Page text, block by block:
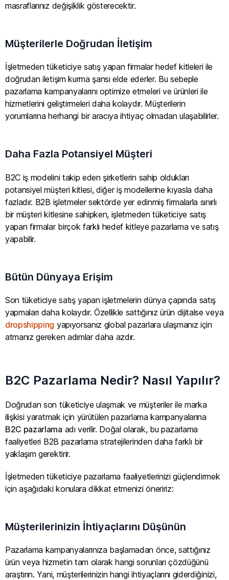
masraflarınız değişiklik gösterecektir.
Müşterilerle Doğrudan İletişim
İşletmeden tüketiciye satış yapan firmalar hedef kitleleri ile
doğrudan iletişim kurma şansı elde ederler. Bu sebeple
pazarlama kampanyalarını optimize etmeleri ve ürünleri ile
hizmetlerini geliştirmeleri daha kolaydır. Müşterilerin
yorumlarına herhangi bir aracıya ihtiyaç olmadan ulaşabilirler.
Daha Fazla Potansiyel Müşteri
B2C iş modelini takip eden şirketlerin sahip oldukları
potansiyel müşteri kitlesi, diğer iş modellerine kıyasla daha
fazladır. B2B işletmeler sektörde yer edinmiş firmalarla sınırlı
bir müşteri kitlesine sahipken, işletmeden tüketiciye satış
yapan firmalar birçok farklı hedef kitleye pazarlama ve satış
yapabilir.
Bütün Dünyaya Erişim
Son tüketiciye satış yapan işletmelerin dünya çapında satış
yapmaları daha kolaydır. Özellikle sattığınız ürün dijitalse veya
dropshipping yapıyorsanız global pazarlara ulaşmanız için
atmanız gereken adımlar daha azdır.
B2C Pazarlama Nedir? Nasıl Yapılır?
Doğrudan son tüketiciye ulaşmak ve müşteriler ile marka
ilişkisi yaratmak için yürütülen pazarlama kampanyalarına
B2C pazarlama adı verilir. Doğal olarak, bu pazarlama
faaliyetleri B2B pazarlama stratejilerinden daha farklı bir
yaklaşım gerektirir.
İşletmeden tüketiciye pazarlama faaliyetlerinizi güçlendirmek
için aşağıdaki konulara dikkat etmenizi öneririz:
Müşterilerinizin İhtiyaçlarını Düşünün
Pazarlama kampanyalarınıza başlamadan önce, sattığınız
ürün veya hizmetin tam olarak hangi sorunları çözdüğünü
araştırın. Yani, müşterilerinizin hangi ihtiyaçlarını giderdiğinizi,